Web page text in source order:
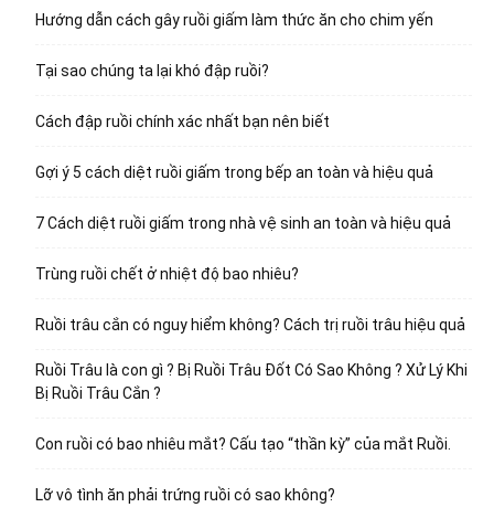
Hướng dẫn cách gây ruồi giấm làm thức ăn cho chim yến
Tại sao chúng ta lại khó đập ruồi?
Cách đập ruồi chính xác nhất bạn nên biết
Gợi ý 5 cách diệt ruồi giấm trong bếp an toàn và hiệu quả
7 Cách diệt ruồi giấm trong nhà vệ sinh an toàn và hiệu quả
Trùng ruồi chết ở nhiệt độ bao nhiêu?
Ruồi trâu cắn có nguy hiểm không? Cách trị ruồi trâu hiệu quả
Ruồi Trâu là con gì ? Bị Ruồi Trâu Đốt Có Sao Không ? Xử Lý Khi
Bị Ruồi Trâu Cắn ?
Con ruồi có bao nhiêu mắt? Cấu tạo “thần kỳ” của mắt Ruồi.
Lỡ vô tình ăn phải trứng ruồi có sao không?